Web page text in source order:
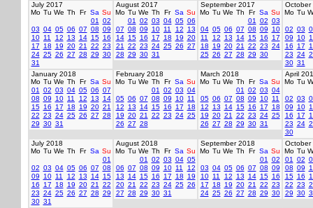
July 2017
Mo Tu We Th Fr Sa Su
01
02
03 04 05 06 07 08 09
10 11 12 13 14 15 16
17
18 19 20 21 22 23
24 25 26 27 28 29 30
31
August 2017
Mo Tu We Th Fr Sa Su
01
02 03 04 05 06
07 08 09 10 11 12
13
14 15 16 17 18 19 20
21
22 23 24 25 26 27
28 29 30 31
September 2017
Mo Tu We Th Fr Sa Su
01
02 03
04 05 06 07 08 09
10
11
12 13 14 15 16
17
18
19 20 21 22 23 24
25 26 27 28 29 30
October
Mo Tu
02 03
09
10
16
17
23 24
30 31
January 2018
Mo Tu We Th Fr Sa Su
01
02 03 04 05 06 07
08 09 10 11 12 13
14
15 16 17 18 19 20 21
22 23 24 25 26 27 28
29 30 31
February 2018
Mo Tu We Th Fr Sa Su
01
02 03 04
05 06 07 08 09 10 11
12
13 14 15 16 17
18
19 20 21 22 23 24 25
26 27 28
March 2018
Mo Tu We Th Fr Sa Su
01
02 03 04
05 06 07 08 09 10 11
12
13 14 15 16 17
18
19 20 21 22 23 24 25
26 27 28 29 30 31
April
Mo Tu
02 03
09
10
16
17
23 24
30
July 2018
Mo Tu We Th Fr Sa Su
01
02 03 04 05 06 07 08
09
10 11 12 13 14 15
16
17 18 19 20 21
22
23 24 25 26 27 28 29
30 31
August 2018
Mo Tu We Th Fr Sa Su
01
02 03 04 05
06 07 08 09 10 11
12
13
14 15 16 17 18
19
20 21 22 23 24 25 26
27 28 29 30 31
September 2018
Mo Tu We Th Fr Sa Su
01
02
03 04 05 06 07 08 09
10 11 12 13 14 15 16
17
18 19 20 21 22 23
24 25 26 27 28 29 30
October
Mo Tu
01
02
08 09
15 16
22 23
29 30